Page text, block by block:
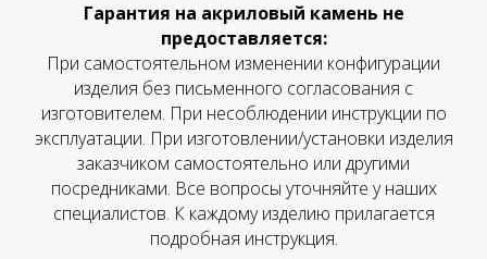
Гарантия на акриловый камень не
предоставляется:
При самостоятельном изменении конфигурации
изделия без письменного согласования с
изготовителем. При несоблюдении инструкции по
эксплуатации. При изготовлении/установки изделия
заказчиком самостоятельно или другими
посредниками. Все вопросы уточняйте у наших
специалистов. К каждому изделию прилагается
подробная инструкция.